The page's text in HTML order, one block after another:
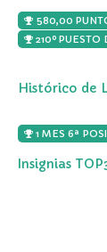
580,00
210º
Histórico de
1 MES 6ª
Insignias